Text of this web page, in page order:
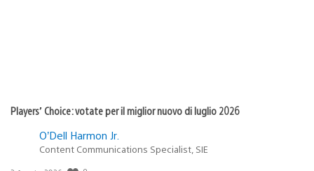
Players’ Choice: votate per il miglior nuovo di luglio 2026
O’Dell Harmon Jr.
Content Communications Specialist, SIE